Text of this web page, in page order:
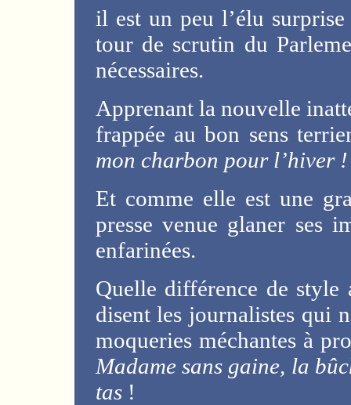
il est un peu l’élu
tour de scrutin du
nécessaires.
Apprenant la nouvelle
frappée au bon sens
mon charbon pour l’hiver
Et comme elle est une
presse venue glaner ses
enfarinées.
Quelle différence de
disent les journalistes qui
moqueries méchantes à
Madame sans gaine, la
tas!